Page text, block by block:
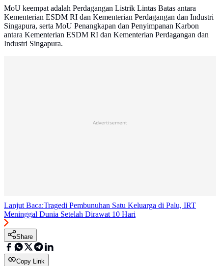
MoU keempat adalah Perdagangan Listrik Lintas Batas antara
Kementerian ESDM RI dan Kementerian Perdagangan dan Industri
Singapura, serta MoU Penangkapan dan Penyimpanan Karbon
antara Kementerian ESDM RI dan Kementerian Perdagangan dan
Industri Singapura.
Advertisement
Lanjut Baca:Tragedi Pembunuhan Satu Keluarga di Palu, IRT
Meninggal Dunia Setelah Dirawat 10 Hari
Share
Copy Link